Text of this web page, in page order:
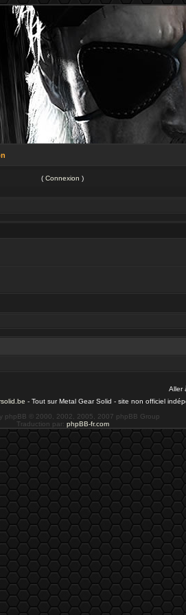
( Connexion )
Aller
- Tout sur Metal Gear Solid - site non officiel
phpBB © 2000, 2002, 2005, 2007 phpBB Group
Traduction par: phpBB-fr.com